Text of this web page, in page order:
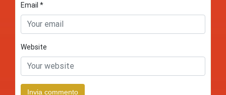
Email *
Website